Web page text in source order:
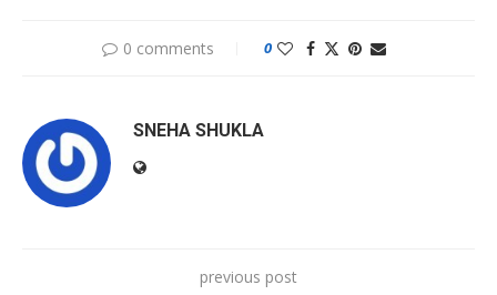
0 comments 0
SNEHA SHUKLA
previous post